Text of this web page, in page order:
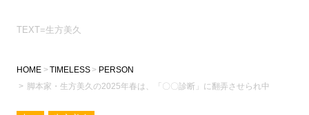
TEXT=生方美久
HOME TIMELESS
PERSON
脚本家・生方美久の2025年春は、「〇〇診断」に翻弄させられ中